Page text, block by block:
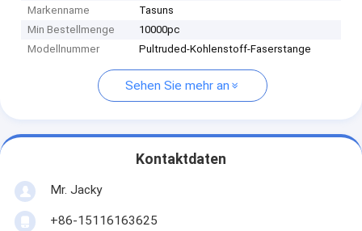
Markenname
Tasuns
Min Bestellmenge
10000pc
Modellnummer
Pultruded-Kohlenstoff-Faserstange
Sehen Sie mehr an
Kontaktdaten
Mr. Jacky
+86-15116163625